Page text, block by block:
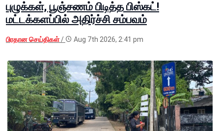
புழுக்கள், பூஞ்சணம் பிடித்த பிஸ்கட்!
மட்டக்களப்பில் அதிர்ச்சி சம்பவம்
பிரதான செய்திகள்/ Aug 7th 2026, 2:41 pm